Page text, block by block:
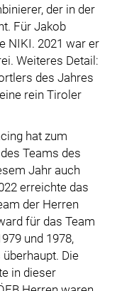
der in der
Für Jakob
NIKI. 2021 war er
Weiteres Detail:
des Jahres
rein Tiroler
hat zum
Teams des
Jahr auch
erreichte das
der Herren
für das Team
und 1978,
Die
in dieser